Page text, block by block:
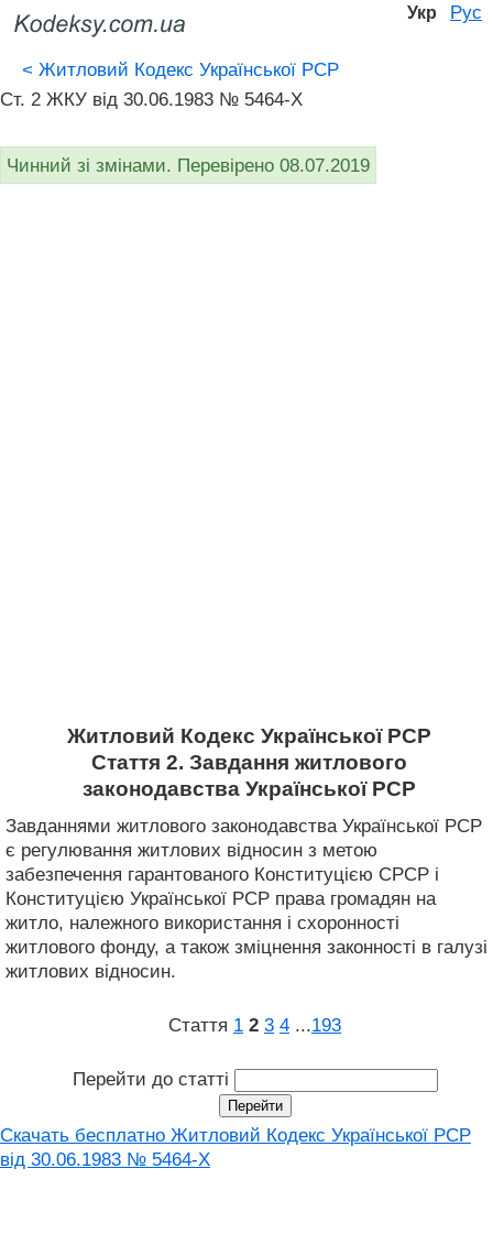
Укр Рус
< Житловий Кодекс Української РСР
Ст. 2 ЖКУ від 30.06.1983 № 5464-X
Чинний зі змінами. Перевірено 08.07.2019
Житловий Кодекс Української РСР
Стаття 2. Завдання житлового
законодавства Української РСР
Завданнями житлового законодавства Української РСР
є регулювання житлових відносин з метою
забезпечення гарантованого Конституцією СРСР і
Конституцією Української РСР права громадян на
житло, належного використання і схоронності
житлового фонду, а також зміцнення законності в галузі
житлових відносин.
Стаття 1 2 3 4 ...193
Перейти до статті
Скачать бесплатно Житловий Кодекс Української РСР
від 30.06.1983 № 5464-X